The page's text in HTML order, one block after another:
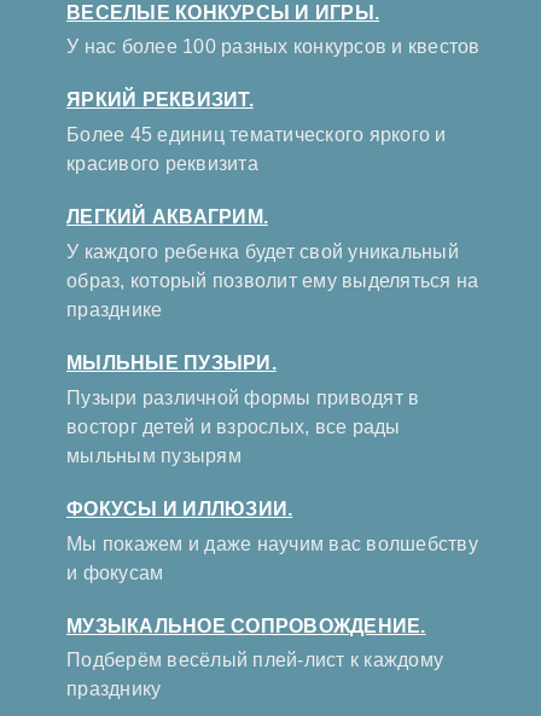
ВЕСЕЛЫЕ КОНКУРСЫ И ИГРЫ.
У нас более 100 разных конкурсов и квестов
ЯРКИЙ РЕКВИЗИТ.
Более 45 единиц тематического яркого и
красивого реквизита
ЛЕГКИЙ АКВАГРИМ.
У каждого ребенка будет свой уникальный
образ, который позволит ему выделяться на
празднике
МЫЛЬНЫЕ ПУЗЫРИ.
Пузыри различной формы приводят в
восторг детей и взрослых, все рады
мыльным пузырям
ФОКУСЫ И ИЛЛЮЗИИ.
Мы покажем и даже научим вас волшебству
и фокусам
МУЗЫКАЛЬНОЕ СОПРОВОЖДЕНИЕ.
Подберём весёлый плей-лист к каждому
празднику